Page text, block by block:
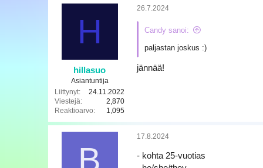
k
o
:
H
hillasuo
Asiantuntija
Liittynyt
24.11.2022
Viestejä
2,870
Reaktioarvo
1,095
26.7.2024
Candy sanoi:
paljastan joskus :)
jännää!
B
17.8.2024
- kohta 25-vuotias